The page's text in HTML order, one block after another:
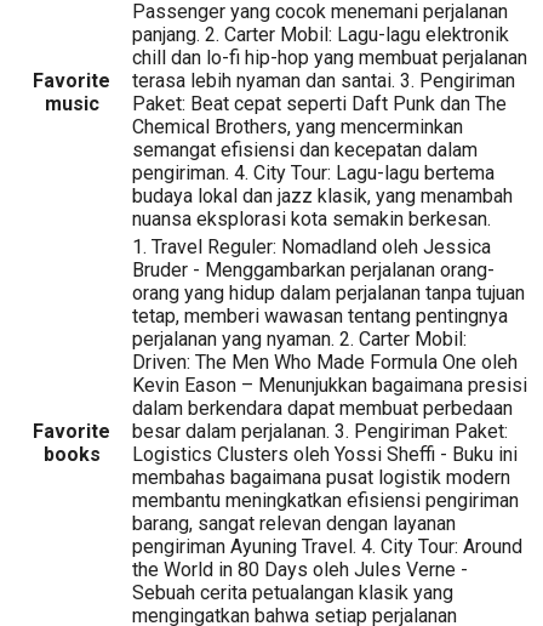
Favorite
music
Passenger yang cocok menemani perjalanan
panjang. 2. Carter Mobil: Lagu-lagu elektronik
chill dan lo-fi hip-hop yang membuat perjalanan
terasa lebih nyaman dan santai. 3. Pengiriman
Paket: Beat cepat seperti Daft Punk dan The
Chemical Brothers, yang mencerminkan
semangat efisiensi dan kecepatan dalam
pengiriman. 4. City Tour: Lagu-lagu bertema
budaya lokal dan jazz klasik, yang menambah
nuansa eksplorasi kota semakin berkesan.
Favorite
books
1. Travel Reguler: Nomadland oleh Jessica
Bruder - Menggambarkan perjalanan orang-
orang yang hidup dalam perjalanan tanpa tujuan
tetap, memberi wawasan tentang pentingnya
perjalanan yang nyaman. 2. Carter Mobil:
Driven: The Men Who Made Formula One oleh
Kevin Eason – Menunjukkan bagaimana presisi
dalam berkendara dapat membuat perbedaan
besar dalam perjalanan. 3. Pengiriman Paket:
Logistics Clusters oleh Yossi Sheffi - Buku ini
membahas bagaimana pusat logistik modern
membantu meningkatkan efisiensi pengiriman
barang, sangat relevan dengan layanan
pengiriman Ayuning Travel. 4. City Tour: Around
the World in 80 Days oleh Jules Verne -
Sebuah cerita petualangan klasik yang
mengingatkan bahwa setiap perjalanan